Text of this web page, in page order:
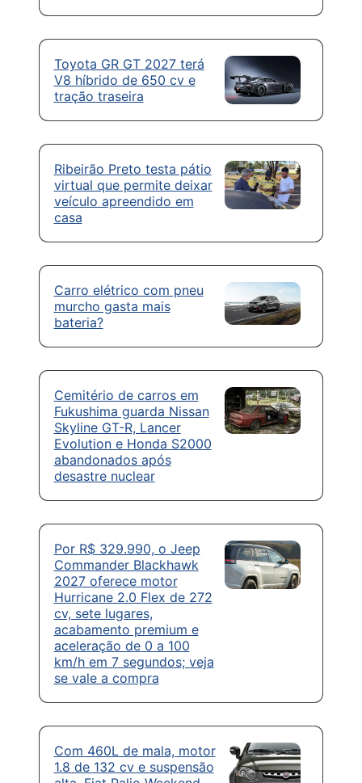
Toyota GR GT 2027 terá
V8 híbrido de 650 cv e
tração traseira
Ribeirão Preto testa pátio
virtual que permite deixar
veículo apreendido em
casa
Carro elétrico com pneu
murcho gasta mais
bateria?
Cemitério de carros em
Fukushima guarda Nissan
Skyline GT-R, Lancer
Evolution e Honda S2000
abandonados após
desastre nuclear
Por R$ 329.990, o Jeep
Commander Blackhawk
2027 oferece motor
Hurricane 2.0 Flex de 272
cv, sete lugares,
acabamento premium e
aceleração de 0 a 100
km/h em 7 segundos; veja
se vale a compra
Com 460L de mala, motor
1.8 de 132 cv e suspensão